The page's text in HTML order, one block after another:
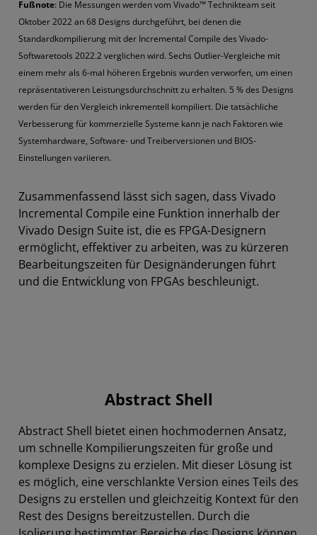
Fußnote: Die Messungen werden vom Vivado™ Technikteam seit
Oktober 2022 an 68 Designs durchgeführt, bei denen die
Standardkompilierung mit der Incremental Compile des Vivado-
Softwaretools 2022.2 verglichen wird. Sechs Outlier-Vergleiche mit
einem mehr als 6-mal höheren Ergebnis wurden verworfen, um einen
repräsentativeren Leistungsdurchschnitt zu erhalten. 5 % des Designs
werden für den Vergleich inkrementell kompiliert. Die tatsächliche
Verbesserung für kommerzielle Systeme kann je nach Faktoren wie
Systemhardware, Software- und Treiberversionen und BIOS-
Einstellungen variieren.
Zusammenfassend lässt sich sagen, dass Vivado
Incremental Compile eine Funktion innerhalb der
Vivado Design Suite ist, die es FPGA-Designern
ermöglicht, effektiver zu arbeiten, was zu kürzeren
Bearbeitungszeiten für Designänderungen führt
und die Entwicklung von FPGAs beschleunigt.
Abstract Shell
Abstract Shell bietet einen hochmodernen Ansatz,
um schnelle Kompilierungszeiten für große und
komplexe Designs zu erzielen. Mit dieser Lösung ist
es möglich, eine verschlankte Version eines Teils des
Designs zu erstellen und gleichzeitig Kontext für den
Rest des Designs bereitzustellen. Durch die